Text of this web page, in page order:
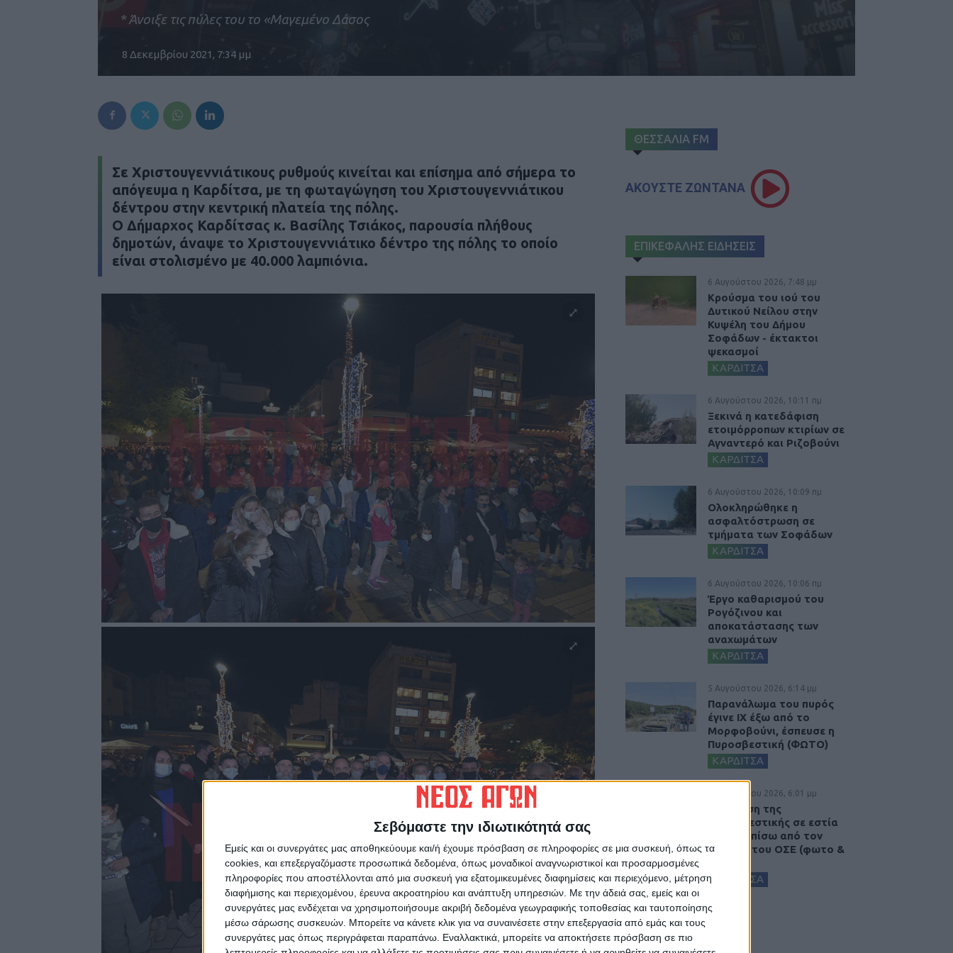
Σεβόμαστε την ιδιωτικότητά σας
Εμείς και οι συνεργάτες μας αποθηκεύουμε και/ή έχουμε πρόσβαση σε πληροφορίες σε μια συσκευή, όπως τα
cookies, και επεξεργαζόμαστε προσωπικά δεδομένα, όπως μοναδικοί αναγνωριστικοί και προσαρμοσμένες
πληροφορίες που αποστέλλονται από μια συσκευή για εξατομικευμένες διαφημίσεις και περιεχόμενο, μέτρηση
διαφήμισης και περιεχομένου, έρευνα ακροατηρίου και ανάπτυξη υπηρεσιών. Με την άδειά σας, εμείς και οι
συνεργάτες μας ενδέχεται να χρησιμοποιήσουμε ακριβή δεδομένα γεωγραφικής τοποθεσίας και ταυτοποίησης
μέσω σάρωσης συσκευών. Μπορείτε να κάνετε κλικ για να συναινέσετε στην επεξεργασία από εμάς και τους
συνεργάτες μας όπως περιγράφεται παραπάνω. Εναλλακτικά, μπορείτε να αποκτήσετε πρόσβαση σε πιο
* Άνοιξε τις πύλες του το «Μαγεμένο Δάσος
8 Δεκεμβρίου 2021, 7:34 μμ
Σε Χριστουγεννιάτικους ρυθμούς κινείται και επίσημα από σήμερα το
απόγευμα η Καρδίτσα, με τη φωταγώγηση του Χριστουγεννιάτικου
δέντρου στην κεντρική πλατεία της πόλης.
Ο Δήμαρχος Καρδίτσας κ. Βασίλης Τσιάκος, παρουσία πλήθους
δημοτών, άναψε το Χριστουγεννιάτικο δέντρο της πόλης το οποίο
είναι στολισμένο με 40.000 λαμπιόνια.
ΘΕΣΣΑΛΙΑ FM
ΑΚΟΥΣΤΕ ΖΩΝΤΑΝΑ
ΕΠΙΚΕΦΑΛΗΣ ΕΙΔΗΣΕΙΣ
6 Αυγούστου 2026, 7:48 μμ
Κρούσμα του ιού του
Δυτικού Νείλου στην
Κυψέλη του Δήμου
Σοφάδων - έκτακτοι
ψεκασμοί
ΚΑΡΔΙΤΣΑ
6 Αυγούστου 2026, 10:11 πμ
Ξεκινά η κατεδάφιση
ετοιμόρροπων κτιρίων σε
Αγναντερό και Ριζοβούνι
ΚΑΡΔΙΤΣΑ
6 Αυγούστου 2026, 10:09 πμ
Ολοκληρώθηκε η
ασφαλτόστρωση σε
τμήματα των Σοφάδων
ΚΑΡΔΙΤΣΑ
6 Αυγούστου 2026, 10:06 πμ
Έργο καθαρισμού του
Ρογόζινου και
αποκατάστασης των
αναχωμάτων
ΚΑΡΔΙΤΣΑ
5 Αυγούστου 2026, 6:14 μμ
Παρανάλωμα του πυρός
έγινε ΙΧ έξω από το
Μορφοβούνι, έσπευσε η
Πυροσβεστική (ΦΩΤΟ)
ΚΑΡΔΙΤΣΑ
5 Αυγούστου 2026, 6:01 μμ
Επέμβαση της
Πυροσβεστικής σε εστία
φωτιάς πίσω από τον
σταθμό του ΟΣΕ (φωτο &
ΚΑΡΔΙΤΣΑ